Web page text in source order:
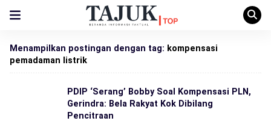
Menampilkan postingan dengan tag: kompensasi
pemadaman listrik
PDIP ‘Serang’ Bobby Soal Kompensasi PLN,
Gerindra: Bela Rakyat Kok Dibilang
Pencitraan